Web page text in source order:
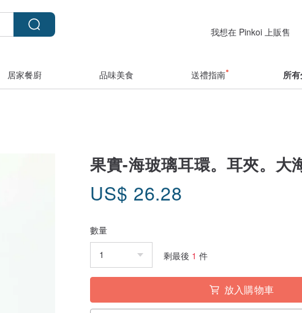
我想在 Pinkoi 上販售
居家餐廚 品味美食 送禮指南 所
果實-海玻璃耳環。耳夾。大
US$ 26.28
數量
剩最後 1 件
放入購物車